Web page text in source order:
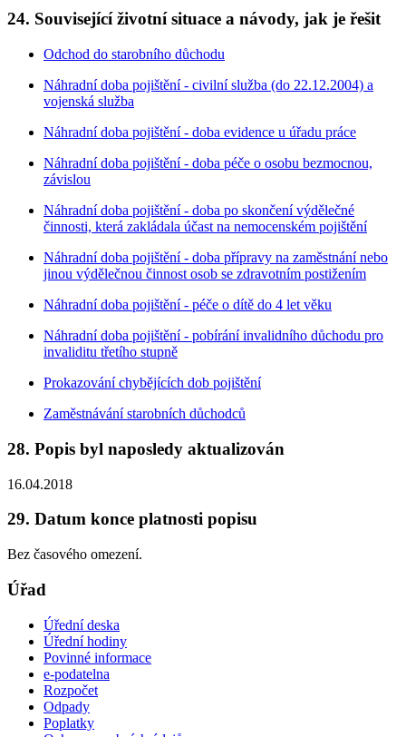
24. Související životní situace a návody, jak je řešit
Odchod do starobního důchodu
Náhradní doba pojištění - civilní služba (do 22.12.2004) a
vojenská služba
Náhradní doba pojištění - doba evidence u úřadu práce
Náhradní doba pojištění - doba péče o osobu bezmocnou,
závislou
Náhradní doba pojištění - doba po skončení výdělečné
činnosti, která zakládala účast na nemocenském pojištění
Náhradní doba pojištění - doba přípravy na zaměstnání nebo
jinou výdělečnou činnost osob se zdravotním postižením
Náhradní doba pojištění - péče o dítě do 4 let věku
Náhradní doba pojištění - pobírání invalidního důchodu pro
invaliditu třetího stupně
Prokazování chybějících dob pojištění
Zaměstnávání starobních důchodců
28. Popis byl naposledy aktualizován
16.04.2018
29. Datum konce platnosti popisu
Bez časového omezení.
Úřad
Úřední deska
Úřední hodiny
Povinné informace
e-podatelna
Rozpočet
Odpady
Poplatky